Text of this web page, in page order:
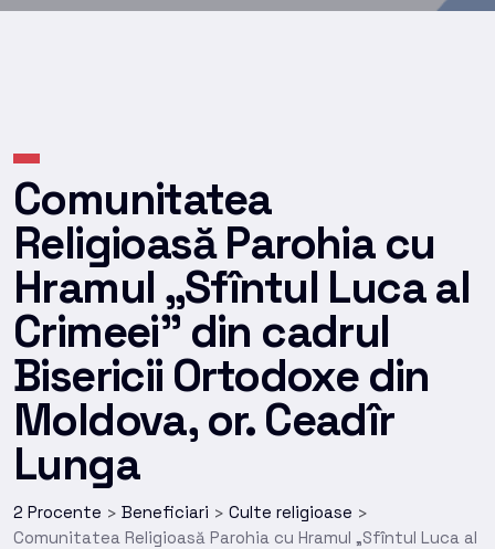
Comunitatea
Religioasă Parohia cu
Hramul „Sfîntul Luca al
Crimeei” din cadrul
Bisericii Ortodoxe din
Moldova, or. Ceadîr
Lunga
2 Procente > Beneficiari > Culte religioase >
Comunitatea Religioasă Parohia cu Hramul „Sfîntul Luca al